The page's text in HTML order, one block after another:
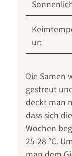
ur:
Die Samen
gestreut
deckt man
dass sich
Wochen
25-28 °C.